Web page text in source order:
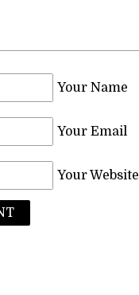
Your Name
Your Email
Your Website